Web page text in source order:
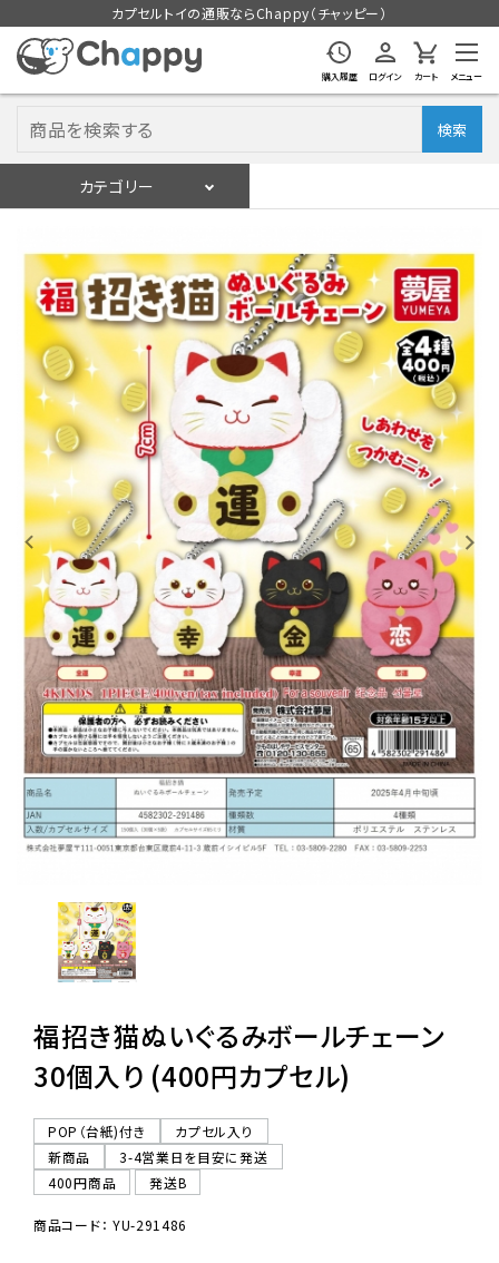
カプセルトイの通販ならChappy（チャッピー）
購入履歴 ログイン カート メニュー
検索
カテゴリー
入荷スケジュールをチェック
カプセルトイマシン本体
カプセルトイ
販促用空カプセル
レンタル
景品・玩具・文具
販促用カプセルトイ
よくあるご質問
ご利用ガイド
06-6282-7659
福招き猫ぬいぐるみボールチェーン
30個入り (400円カプセル)
POP（台紙)付き
カプセル入り
新商品
3-4営業日を目安に発送
400円商品
発送B
商品コード： YU-291486